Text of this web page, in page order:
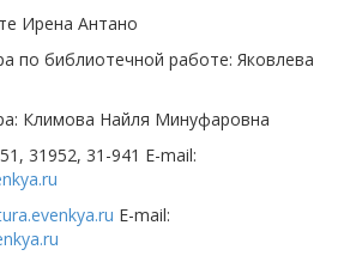
Ирена Антано
по библиотечной работе: Яковлева
Климова Найля Минуфаровна
31952, 31-941 E-mail:
E-mail: